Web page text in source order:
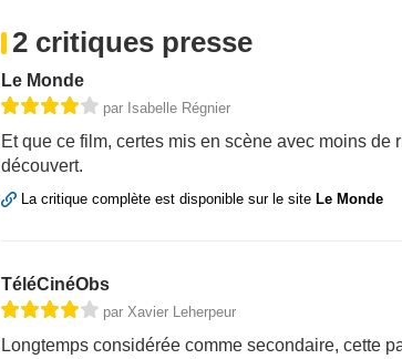
2 critiques presse
Le Monde
par Isabelle Régnier
Et que ce film, certes mis en scène avec moins de
découvert.
La critique complète est disponible sur le site Le Monde
TéléCinéObs
par Xavier Leherpeur
Longtemps considérée comme secondaire, cette